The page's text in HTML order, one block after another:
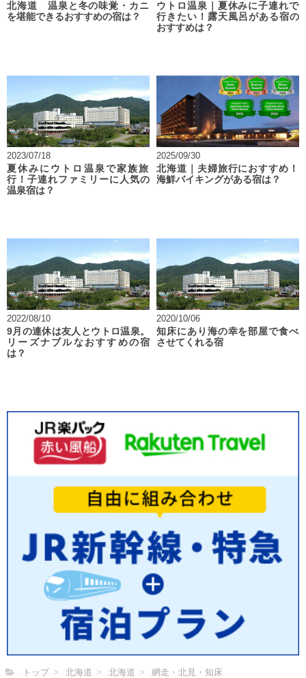
北海道 温泉と冬の味覚・カニ
を堪能できるおすすめの宿は？
ウトロ温泉｜夏休みに子連れで
行きたい！露天風呂がある宿の
おすすめは？
2023/07/18
夏休みにウトロ温泉で家族旅
行！子連れファミリーに人気の
温泉宿は？
2025/09/30
北海道｜夫婦旅行におすすめ！
海鮮バイキングがある宿は？
2022/08/10
9月の連休は友人とウトロ温泉。
リーズナブルなおすすめの宿
は？
2020/10/06
知床にあり海の幸を部屋で食べ
させてくれる宿
トップ 北海道 北海道
網走・北見・知床